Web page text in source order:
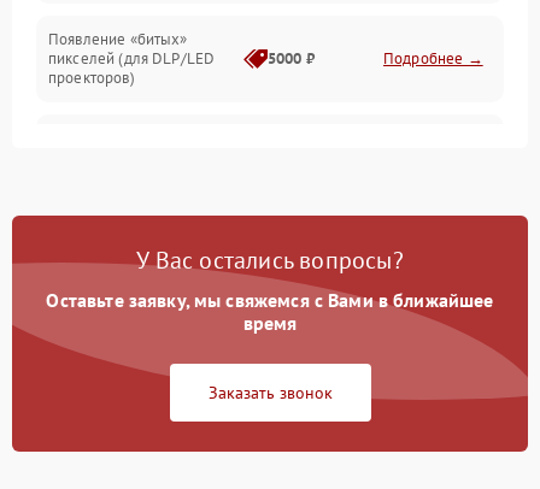
Появление «битых»
пикселей (для DLP/LED
проекторов)
5000 ₽ Подробнее →
Нестабильная яркость или
Неравномерная подсветка
4500 ₽ Подробнее →
автоматическая коррекция
трапеции (Keystone)
3000 ₽ Подробнее →
У Вас остались вопросы?
Оставьте заявку, мы свяжемся с Вами в ближайшее
время
Заказать звонок